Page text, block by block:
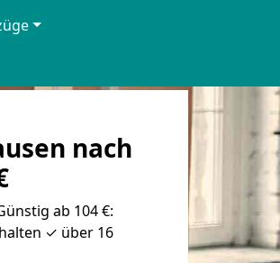
nach
ab 104 €:
✓ über 16